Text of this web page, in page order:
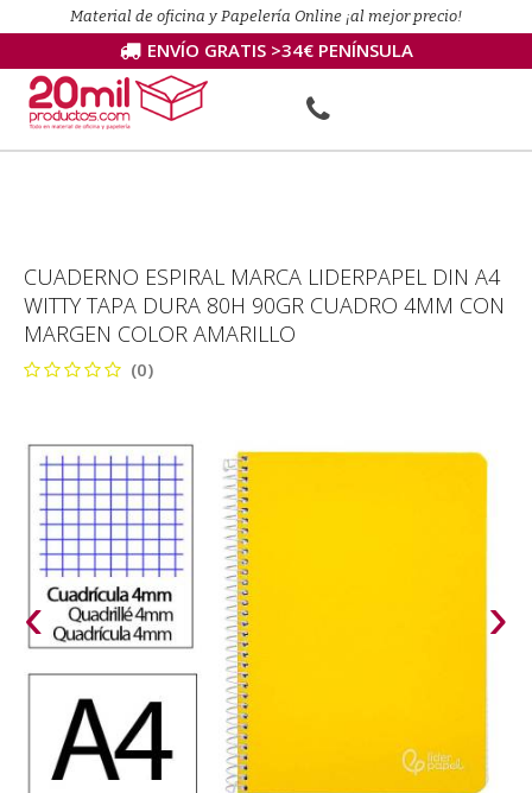
Material de oficina y Papelería Online ¡al mejor precio!
ENVÍO GRATIS >34€ PENÍNSULA
CUADERNO ESPIRAL MARCA LIDERPAPEL DIN A4
WITTY TAPA DURA 80H 90GR CUADRO 4MM CON
MARGEN COLOR AMARILLO
(0)
‹ ›